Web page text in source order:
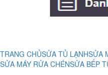
TRANG CHỦSỬA TỦ LẠNHSỬA
SỬA MÁY RỬA CHÉNSỬA BẾP